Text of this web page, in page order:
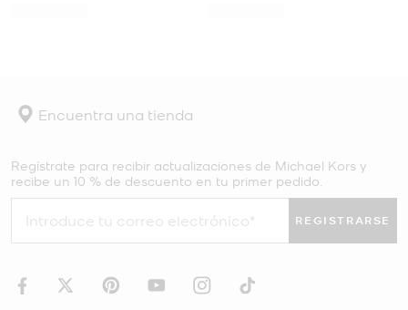
Encuentra una tienda
Regístrate para recibir actualizaciones de Michael Kors y
recibe un 10 % de descuento en tu primer pedido.
REGISTRARSE